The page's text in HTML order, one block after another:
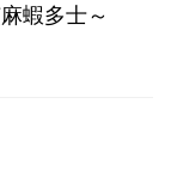
蝦多士～